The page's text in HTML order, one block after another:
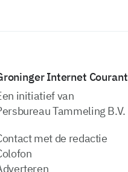
Internet Courant
initiatief van
Tammeling B.V.
met de redactie